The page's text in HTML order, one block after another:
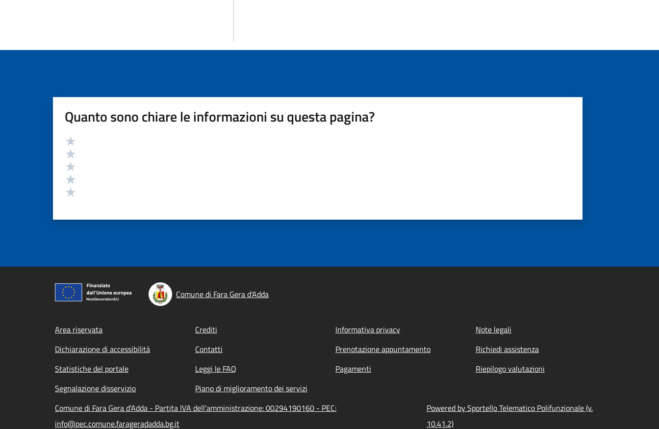
Quanto sono chiare le informazioni su questa pagina?
Valutazione
Comune di Fara Gera d'Adda
Footer menu
Area riservata Crediti Informativa privacy
Note legali
Dichiarazione di accessibilità
Contatti Prenotazione appuntamento
Richiedi assistenza
Statistiche del portale
Leggi le FAQ Pagamenti
Riepilogo valutazioni
Segnalazione disservizio
Piano di miglioramento dei servizi
Comune di Fara Gera d'Adda - Partita IVA dell'amministrazione: 00294190160 - PEC:
info@pec.comune.farageradadda.bg.it
Powered by Sportello Telematico Polifunzionale (v.
10.41.2)